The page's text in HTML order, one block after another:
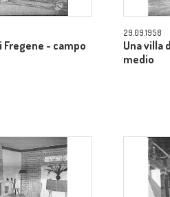
Fregene - campo
29.09.1958
Una villa
medio